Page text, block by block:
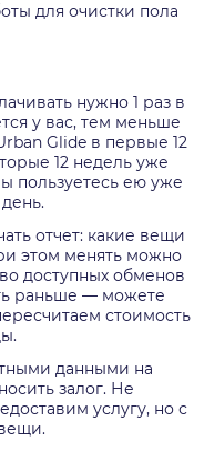
для очистки пола
нужно 1 раз в
у вас, тем меньше
Glide в первые 12
12 недель уже
пользуетесь ею уже
отчет: какие вещи
этом менять можно
доступных обменов
раньше — можете
стоимость
данными на
залог. Не
услугу, но с